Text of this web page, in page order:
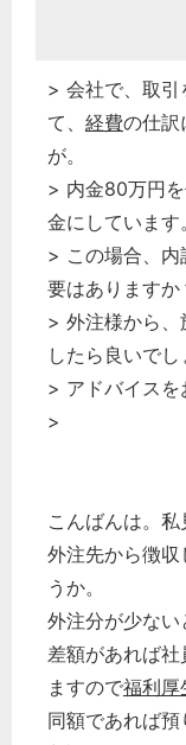
> 会社で、取引
て、 経費の仕訳
が。
> 内金80万円
金にしています。
> この場合、内
要はありますか
> 外注様から、
したら良いでし
> アドバイスを
>
こんばんは。
外注先から徴収
うか。
外注分が少ない
差額があれば
ますので福利厚
同額であれば